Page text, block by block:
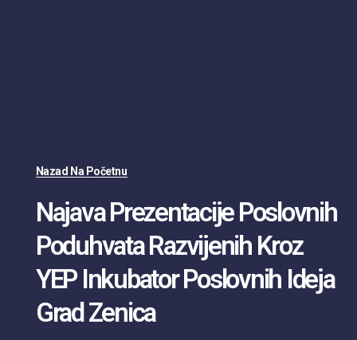
Nazad Na Početnu
Najava Prezentacije Poslovnih
Poduhvata Razvijenih Kroz
YEP Inkubator Poslovnih Ideja
Grad Zenica